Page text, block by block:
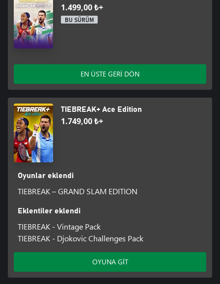
okuyun, Nadal’ın güçlü topspin forehand vuruşunu karşılamak için
sıçrayın ve Federer’in slice backhand’ine dikkat edin. Her yıldızın
ikonik hareketlerini öğrenerek onları yenmenin bir yolunu bulun.
1.499,00 ₺+
BU SÜRÜM
EN ÜSTE GERİ DÖN
TIEBREAK+ Ace Edition
1.749,00 ₺+
Oyunlar eklendi
TIEBREAK – GRAND SLAM EDITION
Eklentiler eklendi
TIEBREAK - Vintage Pack
TIEBREAK - Djokovic Challenges Pack
OYUNA GİT